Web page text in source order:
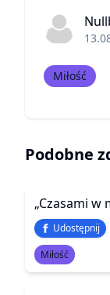
Miłość
Podobne
Udostępnij
Miłość